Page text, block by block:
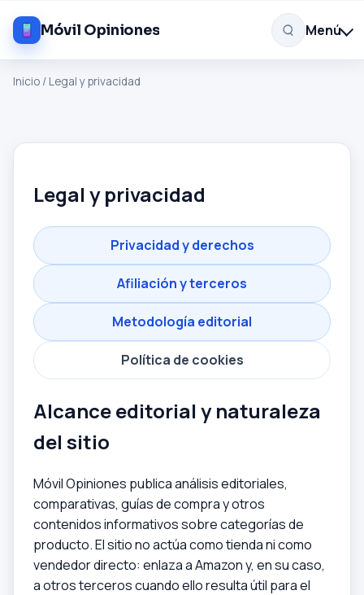
Móvil Opiniones Menú
Inicio / Legal y privacidad
Legal y privacidad
Privacidad y derechos
Afiliación y terceros
Metodología editorial
Política de cookies
Alcance editorial y naturaleza
del sitio
Móvil Opiniones publica análisis editoriales,
comparativas, guías de compra y otros
contenidos informativos sobre categorías de
producto. El sitio no actúa como tienda ni como
vendedor directo: enlaza a Amazon y, en su caso,
a otros terceros cuando ello resulta útil para el